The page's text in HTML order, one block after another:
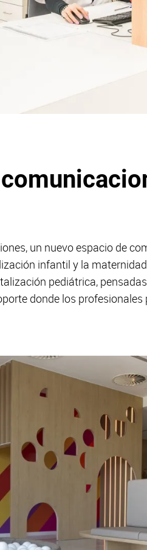
un nuevo espacio de
infantil y la
pediátrica,
donde los profesionales